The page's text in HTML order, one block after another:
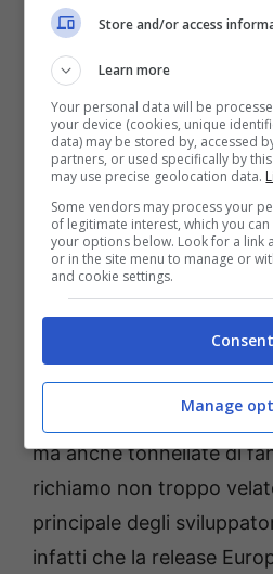
migliore amica Misa Aoi,
la competizione è sempre
varie accademie.
Tonnellate di
ma anche tonnellate di
richiamo non troppo
principale degli
infatti che la release
Store and/or access
Learn more
Your personal data will be
your device (cookies, unique
data) may be stored by, accessed
partners, or used specifically by
may use precise geolocation data.
Some vendors may process your
of legitimate interest, which you
your options below. Look for a link
or in the site menu to manage or
and cookie settings.
Consent
Manage